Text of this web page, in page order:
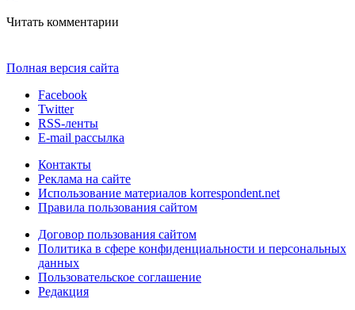
Читать комментарии
Полная версия сайта
Facebook
Twitter
RSS-ленты
E-mail рассылка
Контакты
Реклама на сайте
Использование материалов korrespondent.net
Правила пользования сайтом
Договор пользования сайтом
Политика в сфере конфиденциальности и персональных
данных
Пользовательское соглашение
Редакция